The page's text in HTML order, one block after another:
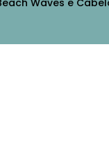
Waves e